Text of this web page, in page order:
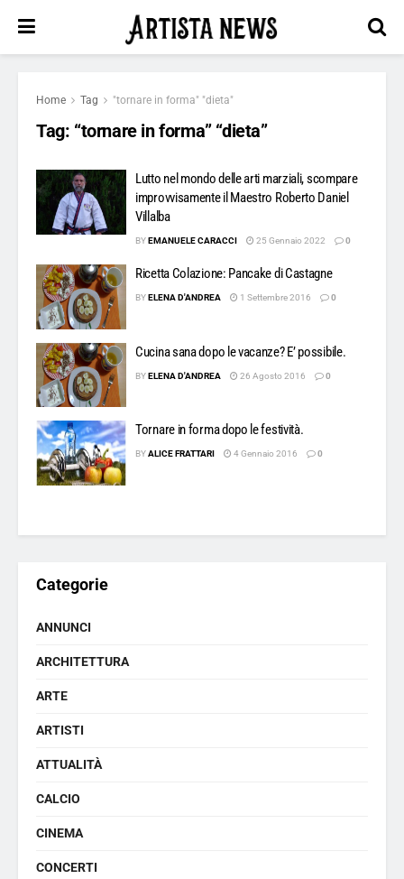
Home Tag "tornare in forma" "dieta"
Tag: “tornare in forma” “dieta”
Lutto nel mondo delle arti marziali, scompare
improvvisamente il Maestro Roberto Daniel
Villalba
BYEMANUELE CARACCI 25 Gennaio 2022 0
Ricetta Colazione: Pancake di Castagne
BYELENA D'ANDREA 1 Settembre 2016 0
Cucina sana dopo le vacanze? E’ possibile.
BYELENA D'ANDREA 26 Agosto 2016 0
Tornare in forma dopo le festività.
BYALICE FRATTARI 4 Gennaio 2016 0
Categorie
ANNUNCI
ARCHITETTURA
ARTE
ARTISTI
ATTUALITÀ
CALCIO
CINEMA
CONCERTI